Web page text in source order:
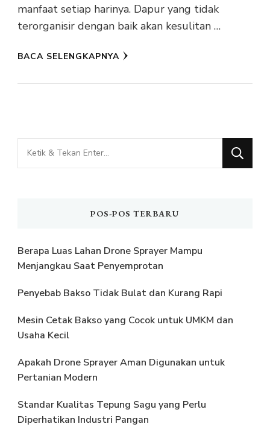
manfaat setiap harinya. Dapur yang tidak
terorganisir dengan baik akan kesulitan …
BACA SELENGKAPNYA
Mencari
Sesuatu?
POS-POS TERBARU
Berapa Luas Lahan Drone Sprayer Mampu
Menjangkau Saat Penyemprotan
Penyebab Bakso Tidak Bulat dan Kurang Rapi
Mesin Cetak Bakso yang Cocok untuk UMKM dan
Usaha Kecil
Apakah Drone Sprayer Aman Digunakan untuk
Pertanian Modern
Standar Kualitas Tepung Sagu yang Perlu
Diperhatikan Industri Pangan